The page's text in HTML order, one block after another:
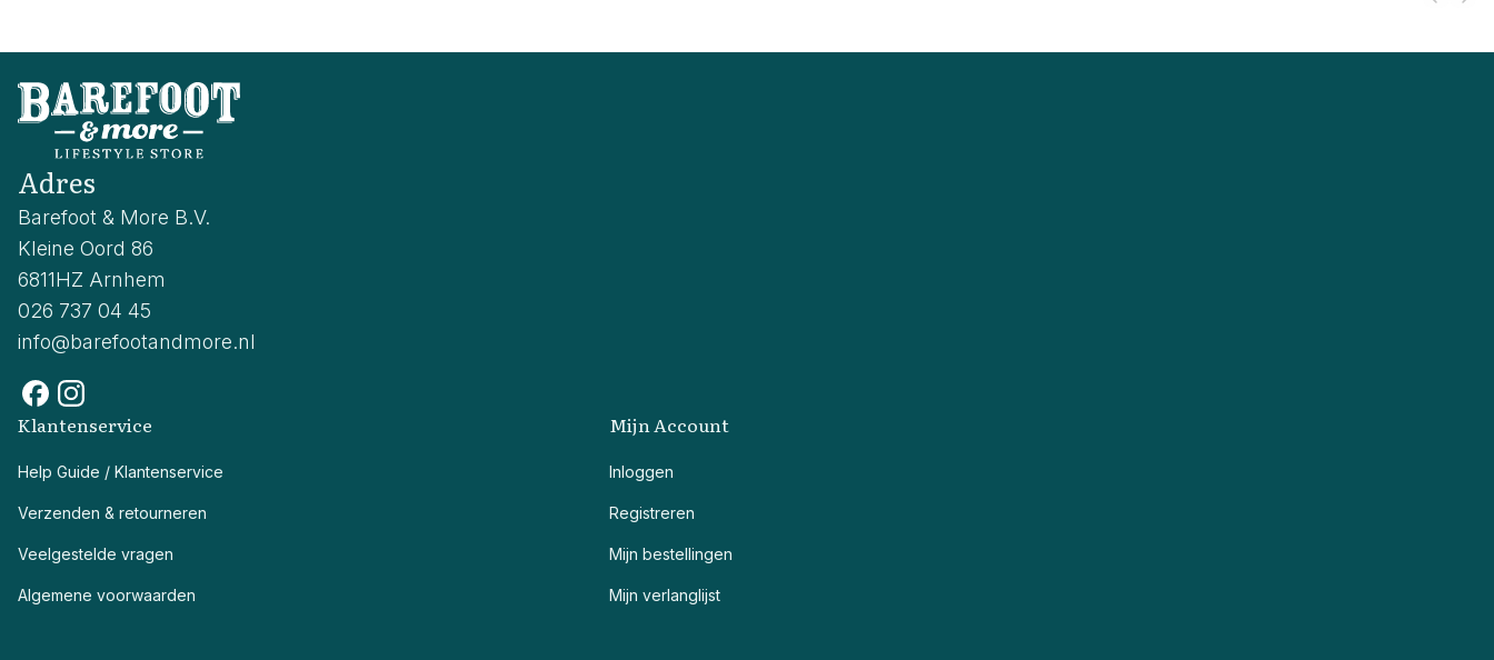
Adres
Barefoot & More B.V.
Kleine Oord 86
6811HZ Arnhem
026 737 04 45
info@barefootandmore.nl
Klantenservice
Help Guide / Klantenservice
Verzenden & retourneren
Veelgestelde vragen
Algemene voorwaarden
Mijn Account
Inloggen
Registreren
Mijn bestellingen
Mijn verlanglijst